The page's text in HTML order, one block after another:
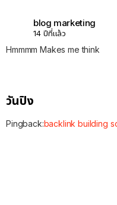
blog marketing
14 ปีที่แล้ว
Hmmmm Makes me think
วันปิง
Pingback:backlink building